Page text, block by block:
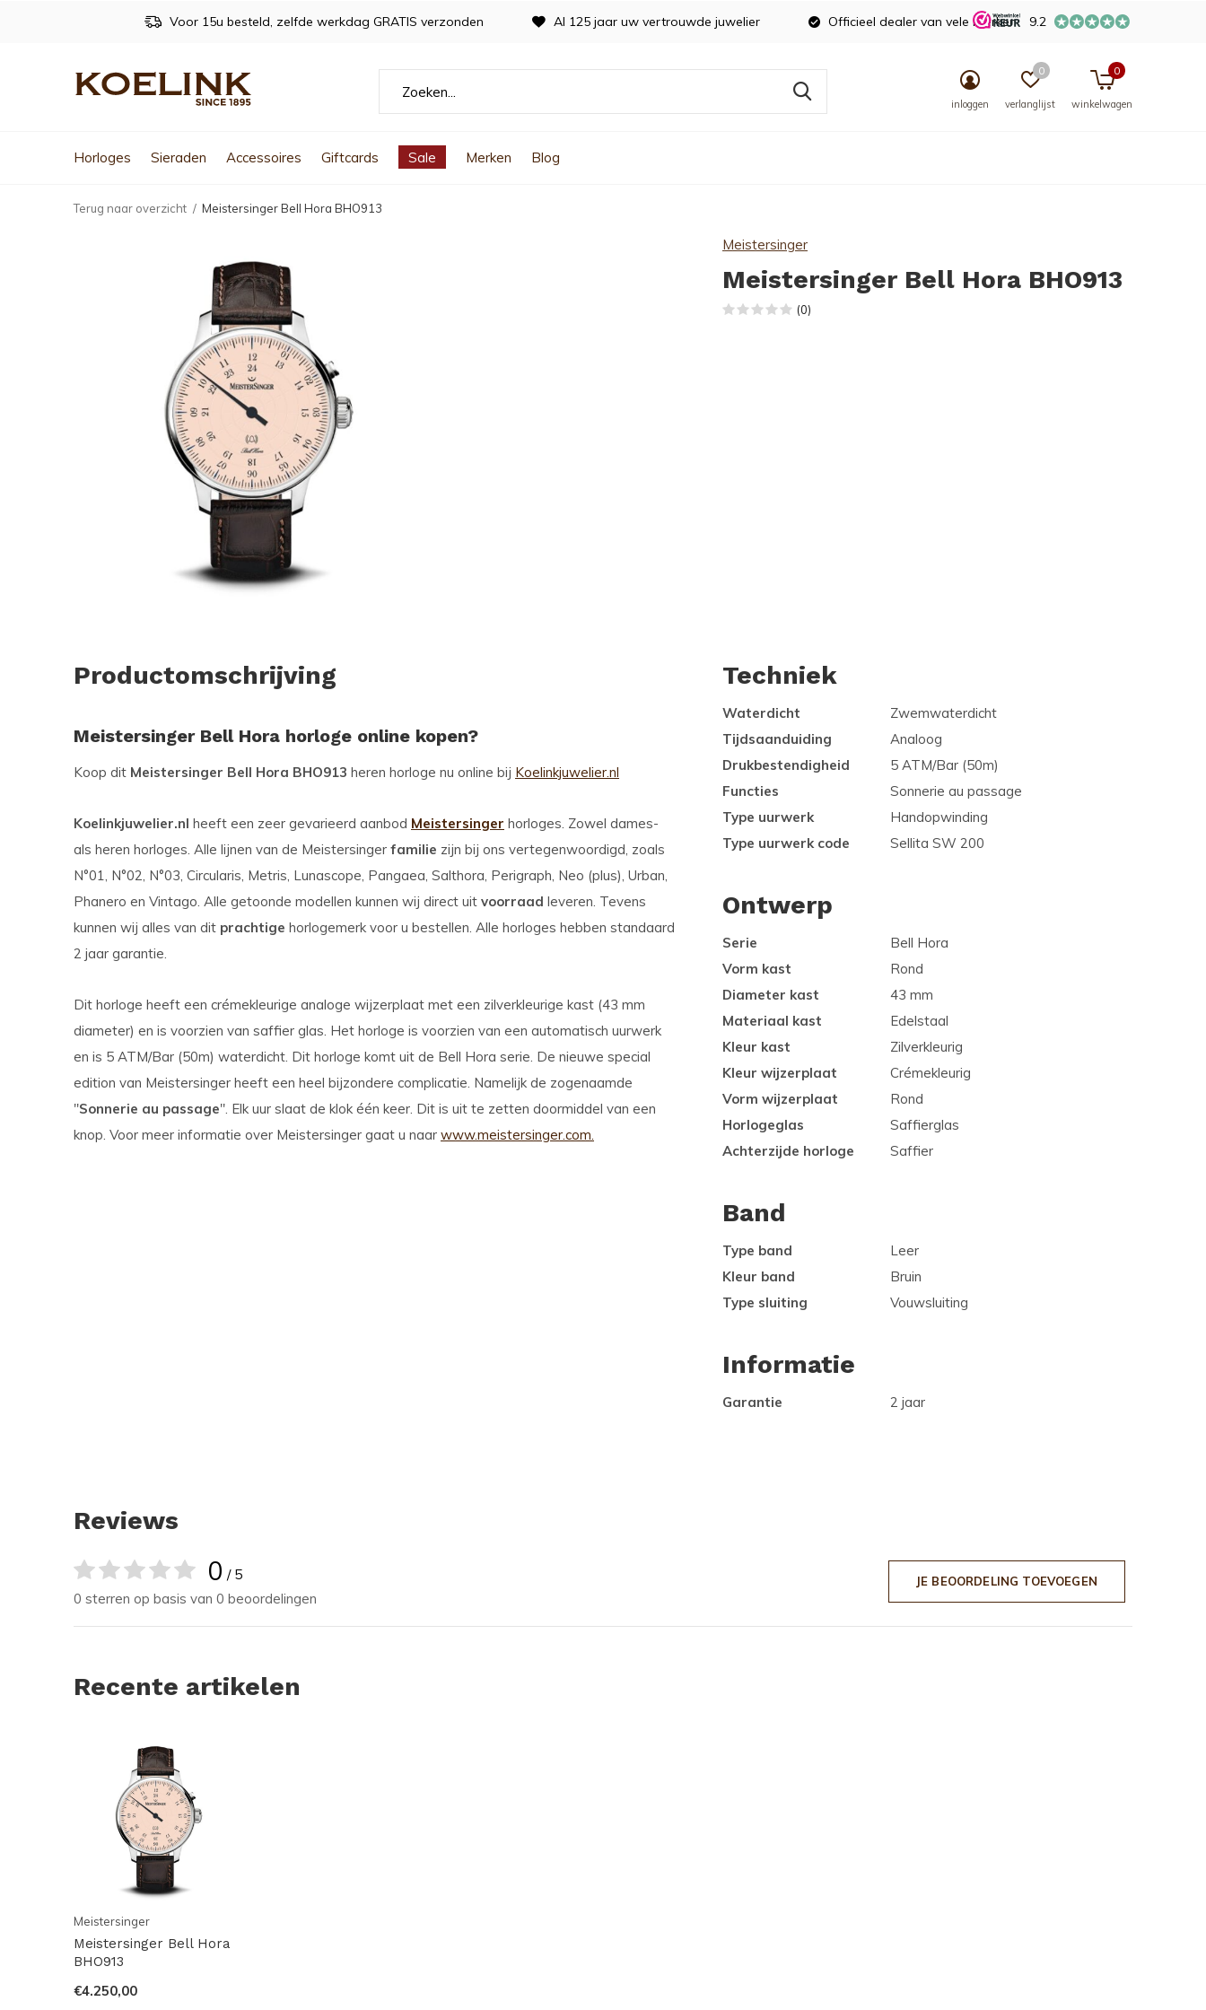
Horloges Sieraden Accessoires Giftcards Sale Merken Blog
inloggen verlanglijst
0
winkelwagen
0
Voor 15u besteld, zelfde werkdag GRATIS verzonden Al 125 jaar uw vertrouwde juwelier Officieel dealer van vele merken 9.2
Terug naar overzicht Meistersinger Bell Hora BHO913
Meistersinger
Meistersinger Bell Hora BHO913
(0)
Productomschrijving
Meistersinger Bell Hora horloge online kopen?
Koop dit Meistersinger Bell Hora BHO913 heren horloge nu online bij Koelinkjuwelier.nl
Koelinkjuwelier.nl heeft een zeer gevarieerd aanbod Meistersinger horloges. Zowel dames-
als heren horloges. Alle lijnen van de Meistersinger familie zijn bij ons vertegenwoordigd, zoals
N°01, N°02, N°03, Circularis, Metris, Lunascope, Pangaea, Salthora, Perigraph, Neo (plus), Urban,
Phanero en Vintago. Alle getoonde modellen kunnen wij direct uit voorraad leveren. Tevens
kunnen wij alles van dit prachtige horlogemerk voor u bestellen. Alle horloges hebben standaard
2 jaar garantie.
Dit horloge heeft een crémekleurige analoge wijzerplaat met een zilverkleurige kast (43 mm
diameter) en is voorzien van saffier glas. Het horloge is voorzien van een automatisch uurwerk
en is 5 ATM/Bar (50m) waterdicht. Dit horloge komt uit de Bell Hora serie. De nieuwe special
edition van Meistersinger heeft een heel bijzondere complicatie. Namelijk de zogenaamde
''Sonnerie au passage''. Elk uur slaat de klok één keer. Dit is uit te zetten doormiddel van een
knop. Voor meer informatie over Meistersinger gaat u naar www.meistersinger.com.
Techniek
Waterdicht
Zwemwaterdicht
Tijdsaanduiding
Analoog
Drukbestendigheid
5 ATM/Bar (50m)
Functies
Sonnerie au passage
Type uurwerk
Handopwinding
Type uurwerk code
Sellita SW 200
Ontwerp
Serie
Bell Hora
Vorm kast
Rond
Diameter kast
43 mm
Materiaal kast
Edelstaal
Kleur kast
Zilverkleurig
Kleur wijzerplaat
Crémekleurig
Vorm wijzerplaat
Rond
Horlogeglas
Saffierglas
Achterzijde horloge
Saffier
Band
Type band
Leer
Kleur band
Bruin
Type sluiting
Vouwsluiting
Informatie
Garantie 2 jaar
Reviews
0 / 5
0 sterren op basis van 0 beoordelingen
JE BEOORDELING TOEVOEGEN
Recente artikelen
Meistersinger
Meistersinger Bell Hora
BHO913
€4.250,00